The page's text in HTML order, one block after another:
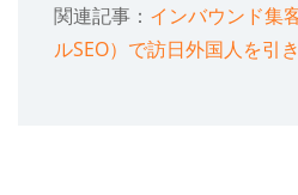
関連記事： インバウンド集
ルSEO）で訪日外国人を引